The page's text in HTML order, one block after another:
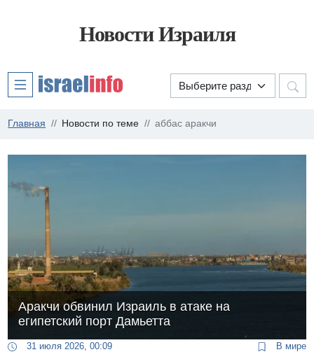
Новости Израиля
Главная Новости по теме аббас аракчи
Аракчи обвинил Израиль в атаке на
египетский порт Дамьетта
31 июля 2026, 00:09 В мире